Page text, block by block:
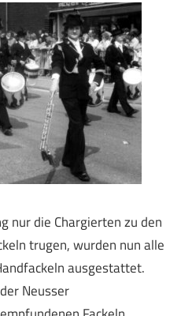
nur die Chargierten zu den
trugen, wurden nun alle
ausgestattet.
Neusser